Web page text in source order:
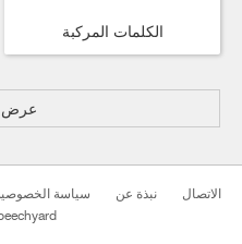
الكلمات المركبة
عرض
سياسة نبذة عن
الاتصال